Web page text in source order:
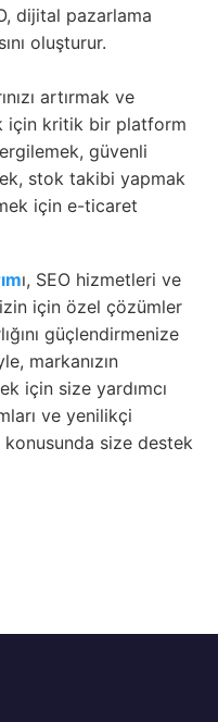
dijital pazarlama
oluşturur.
artırmak ve
için kritik bir platform
güvenli
stok takibi yapmak
için e-ticaret
ı, SEO hizmetleri ve
için özel çözümler
güçlendirmenize
markanızın
için size yardımcı
ve yenilikçi
size destek